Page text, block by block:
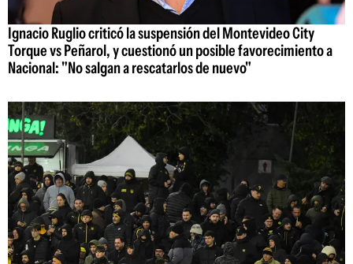
Ignacio Ruglio criticó la suspensión del Montevideo City
Torque vs Peñarol, y cuestionó un posible favorecimiento a
Nacional: "No salgan a rescatarlos de nuevo"